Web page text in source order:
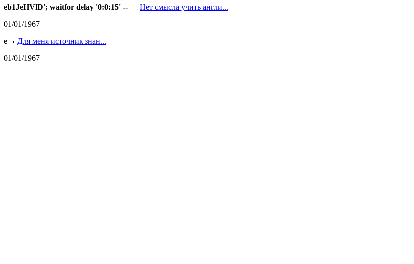
eb1JeHVlD'; waitfor delay '0:0:15' --
Нет смысла учить англи...
01/01/1967
e
Для меня источник знан...
01/01/1967